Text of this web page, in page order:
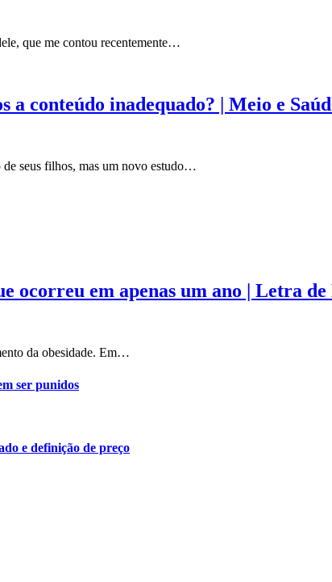
que me contou recentemente…
a conteúdo inadequado? | Meio e
de seus filhos, mas um novo estudo…
ocorreu em apenas um ano | Letra
da obesidade. Em…
ser punidos
e definição de preço